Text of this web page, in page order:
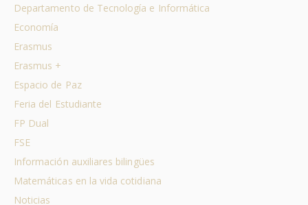
Departamento de Tecnología e Informática
Economía
Erasmus
Erasmus +
Espacio de Paz
Feria del Estudiante
FP Dual
FSE
Información auxiliares bilingües
Matemáticas en la vida cotidiana
Noticias